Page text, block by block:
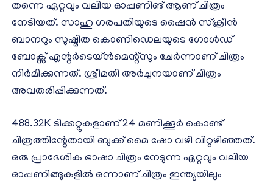
തന്നെ ഏറ്റവും വലിയ ഓപ്പണിങ് ആണ് ചിത്രം
നേടിയത്. സാഹു ഗരപതിയുടെ ഷൈൻ സ്ക്രീൻ
ബാനറും സുഷ്മിത കൊണിഡെലയുടെ ഗോൾഡ്
ബോക്സ് എന്റർടെയ്‌ൻമെന്റ്സും ചേർന്നാണ് ചിത്രം
നിർമിക്കുന്നത്. ശ്രീമതി അർച്ചനയാണ് ചിത്രം
അവതരിപ്പിക്കുന്നത്.
488.32K ടിക്കറ്റുകളാണ് 24 മണിക്കൂർ കൊണ്ട്
ചിത്രത്തിന്റേതായി ബുക്ക് മൈ ഷോ വഴി വിറ്റഴിഞ്ഞത്.
ഒരു പ്രാദേശിക ഭാഷാ ചിത്രം നേടുന്ന ഏറ്റവും വലിയ
ഓപ്പണിങ്ങുകളിൽ ഒന്നാണ് ചിത്രം ഇന്ത്യയിലും